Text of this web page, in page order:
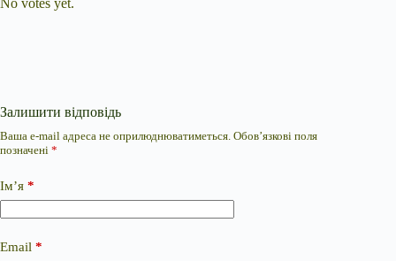
No votes yet.
Залишити відповідь
Ваша e-mail адреса не оприлюднюватиметься. Обов’язкові поля
позначені *
Ім’я *
Email *